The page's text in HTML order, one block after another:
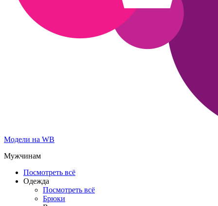
Модели на WB
Мужчинам
Посмотреть всё
Одежда
Посмотреть всё
Брюки